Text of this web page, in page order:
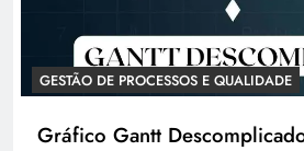
GESTÃO DE PROCESSOS E QUALIDADE
Gráfico Gantt